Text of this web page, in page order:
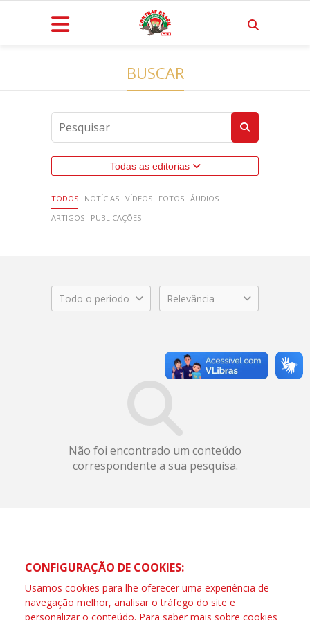
BUSCAR
Todas as editorias
TODOS NOTÍCIAS VÍDEOS FOTOS ÁUDIOS
ARTIGOS
PUBLICAÇÕES
Todo o período Relevância
Não foi encontrado um conteúdo
correspondente a sua pesquisa.
CONFIGURAÇÃO DE COOKIES:
Usamos cookies para lhe oferecer uma experiência de
navegação melhor, analisar o tráfego do site e
personalizar o conteúdo. Para saber mais sobre cookies